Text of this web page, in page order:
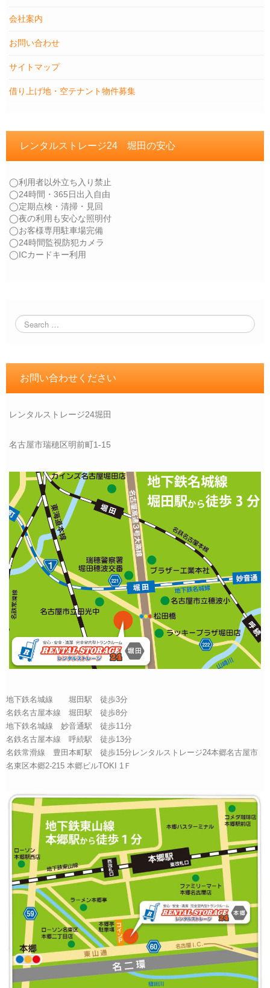
会社案内
お問い合わせ
サイトマップ
借り上げ地・空テナント物件募集
レンタルストレージ24 堀田の安心
◯利用者以外立ち入り禁止
◯24時間・365日出入自由
◯定期点検・清掃・見回
◯夜の利用も安心な照明付
◯お客様専用駐車場完備
◯24時間監視防犯カメラ
◯ICカードキー利用
お問い合わせください
レンタルストレージ24堀田
名古屋市瑞穂区明前町1-15
地下鉄名城線 堀田駅 徒歩3分
名鉄名古屋本線 堀田駅 徒歩8分
地下鉄名城線 妙音通駅 徒歩11分
名鉄名古屋本線 呼続駅 徒歩13分
名鉄常滑線 豊田本町駅 徒歩15分レンタルストレージ24本郷名古屋市
名東区本郷2-215 本郷ビルTOKI 1Ｆ